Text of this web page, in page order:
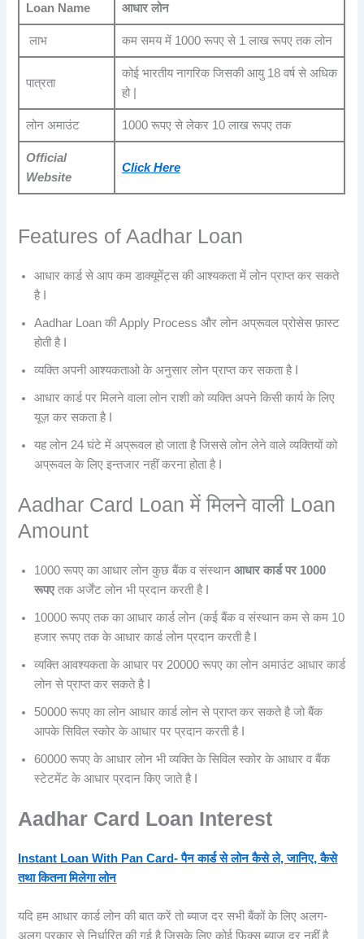
Loan Name आधार लोन
लाभ कम समय में 1000 रूपए से 1 लाख रूपए तक लोन
पात्रता
कोई भारतीय नागरिक जिसकी आयु 18 वर्ष से अधिक
हो |
लोन अमाउंट 1000 रूपए से लेकर 10 लाख रूपए तक
Official
Website
Click Here
Features of Aadhar Loan
आधार कार्ड से आप कम डाक्यूमेंट्स की आश्यकता में लोन प्राप्त कर सकते
है I
Aadhar Loan की Apply Process और लोन अप्रूवल प्रोसेस फ़ास्ट
होती है I
व्यक्ति अपनी आश्यकताओ के अनुसार लोन प्राप्त कर सकता है I
आधार कार्ड पर मिलने वाला लोन राशी को व्यक्ति अपने किसी कार्य के लिए
यूज़ कर सकता है I
यह लोन 24 घंटे में अप्रूवल हो जाता है जिससे लोन लेने वाले व्यक्तियों को
अप्रूवल के लिए इन्तजार नहीं करना होता है I
Aadhar Card Loan में मिलने वाली Loan
Amount
1000 रूपए का आधार लोन कुछ बैंक व संस्थान आधार कार्ड पर 1000
रूपएतक अर्जेंट लोन भी प्रदान करती है I
10000 रूपए तक का आधार कार्ड लोन (कई बैंक व संस्थान कम से कम 10
हजार रूपए तक के आधार कार्ड लोन प्रदान करती है I
व्यक्ति आवश्यकता के आधार पर 20000 रूपए का लोन अमाउंट आधार कार्ड
लोन से प्राप्त कर सकते है I
50000 रूपए का लोन आधार कार्ड लोन से प्राप्त कर सकते है जो बैंक
आपके सिविल स्कोर के आधार पर प्रदान करती है I
60000 रूपए के आधार लोन भी व्यक्ति के सिविल स्कोर के आधार व बैंक
स्टेटमेंट के आधार प्रदान किए जाते है I
Aadhar Card Loan Interest
Instant Loan With Pan Card- पैन कार्ड से लोन कैसे ले, जानिए, कैसे
तथा कितना मिलेगा लोन
यदि हम आधार कार्ड लोन की बात करें तो ब्याज दर सभी बैंकों के लिए अलग-
अलग प्रकार से निर्धारित की गई है जिसके लिए कोई फिक्स ब्याज दर नहीं है